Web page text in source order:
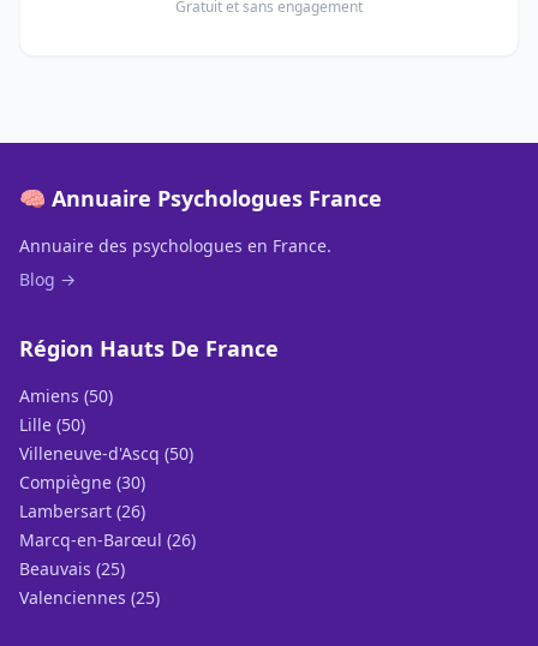
Gratuit et sans engagement
🧠 Annuaire Psychologues France
Annuaire des psychologues en France.
Blog →
Région Hauts De France
Amiens (50)
Lille (50)
Villeneuve-d'Ascq (50)
Compiègne (30)
Lambersart (26)
Marcq-en-Barœul (26)
Beauvais (25)
Valenciennes (25)